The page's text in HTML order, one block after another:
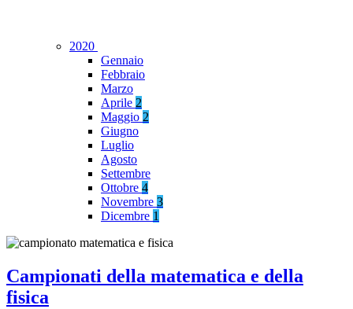
2020
Gennaio
Febbraio
Marzo
Aprile 2
Maggio 2
Giugno
Luglio
Agosto
Settembre
Ottobre 4
Novembre 3
Dicembre 1
Campionati della matematica e della
fisica